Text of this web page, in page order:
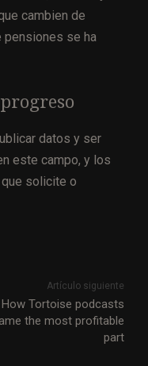
cambien de
pensiones se ha
datos y ser
este campo, y los
solicite o
Artículo siguiente
How Tortoise podcasts
the most profitable
part